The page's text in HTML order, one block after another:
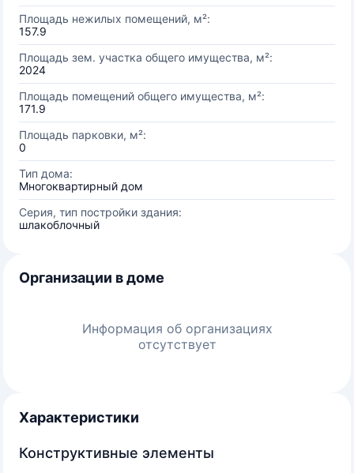
Площадь нежилых помещений, м²:
157.9
Площадь зем. участка общего имущества, м²:
2024
Площадь помещений общего имущества, м²:
171.9
Площадь парковки, м²:
0
Тип дома:
Многоквартирный дом
Серия, тип постройки здания:
шлакоблочный
Организации в доме
Информация об организациях
отсутствует
Характеристики
Конструктивные элементы